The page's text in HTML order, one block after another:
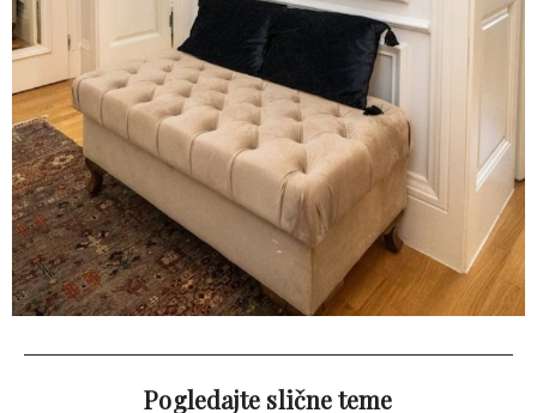
Pogledajte slične teme